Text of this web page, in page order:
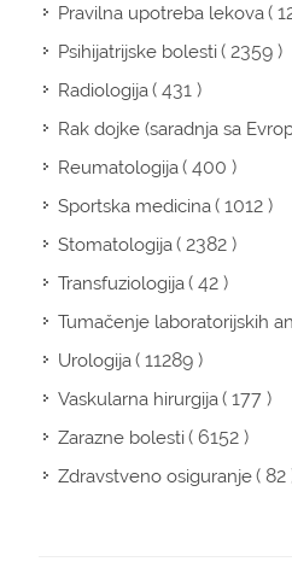
Pravilna upotreba lekova(
Psihijatrijske bolesti( 2359 )
Radiologija( 431 )
Rak dojke (saradnja sa
Reumatologija( 400 )
Sportska medicina( 1012 )
Stomatologija( 2382 )
Transfuziologija( 42 )
Tumačenje laboratorijskih
Urologija( 11289 )
Vaskularna hirurgija( 177 )
Zarazne bolesti( 6152 )
Zdravstveno osiguranje( 82